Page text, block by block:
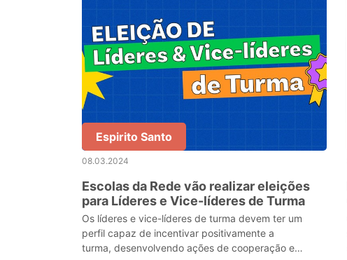
Espirito Santo
08.03.2024
Escolas da Rede vão realizar eleições
para Líderes e Vice-líderes de Turma
Os líderes e vice-líderes de turma devem ter um
perfil capaz de incentivar positivamente a
turma, desenvolvendo ações de cooperação e